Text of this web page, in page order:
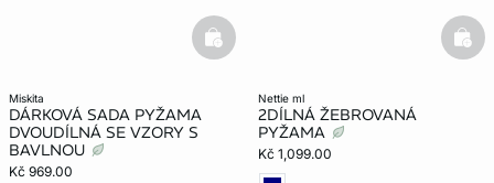
miskita
DÁRKOVÁ SADA PYŽAMA
DVOUDÍLNÁ SE VZORY S
BAVLNOU
Kč 969.00
basketfull
nettie ml
2DÍLNÁ ŽEBROVANÁ
PYŽAMA
Kč 1,099.00